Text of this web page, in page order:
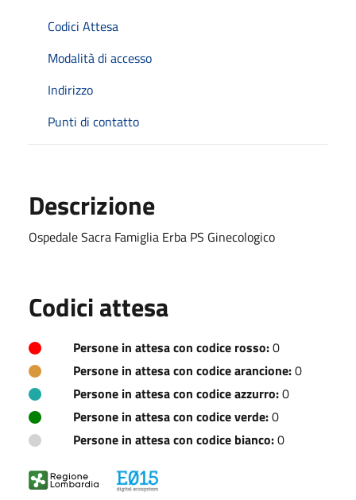
Codici Attesa
Modalità di accesso
Indirizzo
Punti di contatto
Descrizione
Ospedale Sacra Famiglia Erba PS Ginecologico
Codici attesa
Persone in attesa con codice rosso:0
Persone in attesa con codice arancione:0
Persone in attesa con codice azzurro:0
Persone in attesa con codice verde:0
Persone in attesa con codice bianco:0